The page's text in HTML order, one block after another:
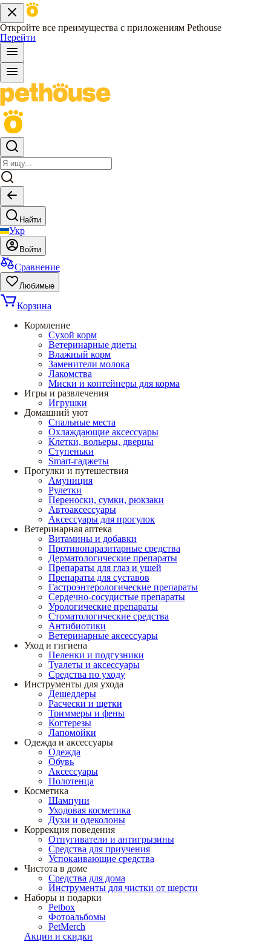
Откройте все преимущества с приложениям Pethouse
Перейти
Найти
Укр
Войти
Сравнение
Любимые
Корзина
Кормление
Сухой корм
Ветеринарные диеты
Влажный корм
Заменители молока
Лакомства
Миски и контейнеры для корма
Игры и развлечения
Игрушки
Домашний уют
Спальные места
Охлаждающие аксессуары
Клетки, вольеры, дверцы
Ступеньки
Smart-гаджеты
Прогулки и путешествия
Амуниция
Рулетки
Переноски, сумки, рюкзаки
Автоаксессуары
Аксессуары для прогулок
Ветеринарная аптека
Витамины и добавки
Противопаразитарные средства
Дерматологические препараты
Препараты для глаз и ушей
Препараты для суставов
Гастроэнтерологические препараты
Сердечно-сосудистые препараты
Урологические препараты
Стоматологические средства
Антибиотики
Ветеринарные аксессуары
Уход и гигиена
Пеленки и подгузники
Туалеты и аксессуары
Средства по уходу
Инструменты для ухода
Дешеддеры
Расчески и щетки
Триммеры и фены
Когтерезы
Лапомойки
Одежда и аксессуары
Одежда
Обувь
Аксессуары
Полотенца
Косметика
Шампуни
Уходовая косметика
Духи и одеколоны
Коррекция поведения
Отпугиватели и антигрызины
Средства для приучения
Успокаивающие средства
Чистота в доме
Средства для дома
Инструменты для чистки от шерсти
Наборы и подарки
Petbox
Фотоальбомы
PetMerch
Акции и скидки